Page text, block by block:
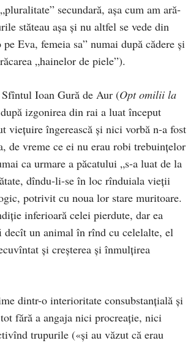
secun­dară, aşa cum am ară­
stăteau aşa şi nu altfel se vede din
Eva, femeia sa” numai după cădere şi
„hainelor de piele”).
Ioan Gură de Aur (Opt omilii la
izgonirea din rai a luat început
vie­ţuire îngerească şi nici vor­bă n-a fost
de vre­me ce ei nu erau robi tre­buinţelor
ca urmare a pă­catului „s-a luat de la
dîndu-li-se în loc rîn­­­­duiala vieţii
potrivit cu noua lor stare muritoare.
inferioară celei pierdu­te, dar ea
un animal în rînd cu celelalte, el
şi creşterea şi înmulţirea
dintr-o interi­ori­tate consubstan­ţială şi
fără a angaja nici procreaţie, nici
trupurile («şi au văzut că erau